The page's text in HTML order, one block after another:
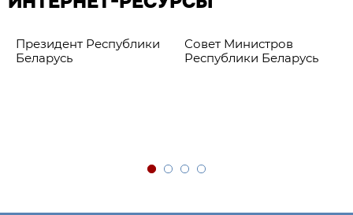
Президент Республики
Беларусь
Совет Министров
Республики Беларусь